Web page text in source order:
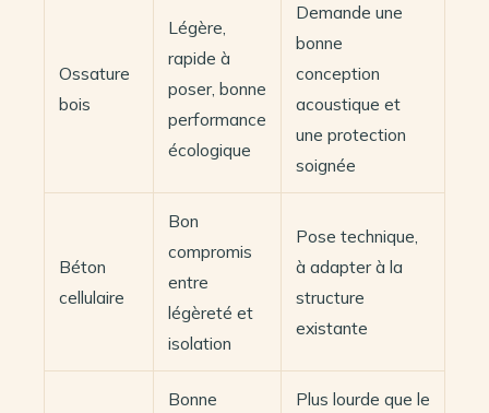
Ossature
bois
Légère,
rapide à
poser, bonne
performance
écologique
Demande une
bonne
conception
acoustique et
une protection
soignée
Béton
cellulaire
Bon
compromis
entre
légèreté et
isolation
Pose technique,
à adapter à la
structure
existante
Bonne
Plus lourde que le